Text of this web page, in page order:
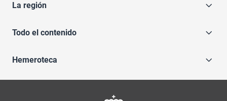
La región
Todo el contenido
Hemeroteca